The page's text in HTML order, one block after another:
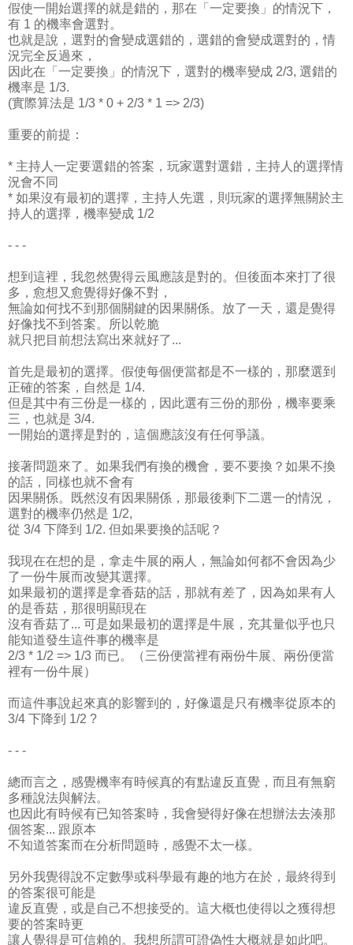
假使一開始選擇的就是錯的，那在「一定要換」的情況下，
有 1 的機率會選對。
也就是說，選對的會變成選錯的，選錯的會變成選對的，情
況完全反過來，
因此在「一定要換」的情況下，選對的機率變成 2/3, 選錯的
機率是 1/3.
(實際算法是 1/3 * 0 + 2/3 * 1 => 2/3)
重要的前提：
* 主持人一定要選錯的答案，玩家選對選錯，主持人的選擇情
況會不同
* 如果沒有最初的選擇，主持人先選，則玩家的選擇無關於主
持人的選擇，機率變成 1/2
- - -
想到這裡，我忽然覺得云風應該是對的。但後面本來打了很
多，愈想又愈覺得好像不對，
無論如何找不到那個關鍵的因果關係。放了一天，還是覺得
好像找不到答案。所以乾脆
就只把目前想法寫出來就好了...
首先是最初的選擇。假使每個便當都是不一樣的，那麼選到
正確的答案，自然是 1/4.
但是其中有三份是一樣的，因此選有三份的那份，機率要乘
三，也就是 3/4.
一開始的選擇是對的，這個應該沒有任何爭議。
接著問題來了。如果我們有換的機會，要不要換？如果不換
的話，同樣也就不會有
因果關係。既然沒有因果關係，那最後剩下二選一的情況，
選對的機率仍然是 1/2,
從 3/4 下降到 1/2. 但如果要換的話呢？
我現在在想的是，拿走牛展的兩人，無論如何都不會因為少
了一份牛展而改變其選擇。
如果最初的選擇是拿香菇的話，那就有差了，因為如果有人
的是香菇，那很明顯現在
沒有香菇了... 可是如果最初的選擇是牛展，充其量似乎也只
能知道發生這件事的機率是
2/3 * 1/2 => 1/3 而已。（三份便當裡有兩份牛展、兩份便當
裡有一份牛展）
而這件事說起來真的影響到的，好像還是只有機率從原本的
3/4 下降到 1/2 ?
- - -
總而言之，感覺機率有時候真的有點違反直覺，而且有無窮
多種說法與解法。
也因此有時候有已知答案時，我會變得好像在想辦法去湊那
個答案... 跟原本
不知道答案而在分析問題時，感覺不太一樣。
另外我覺得說不定數學或科學最有趣的地方在於，最終得到
的答案很可能是
違反直覺，或是自己不想接受的。這大概也使得以之獲得想
要的答案時更
讓人覺得是可信賴的。我想所謂可證偽性大概就是如此吧。